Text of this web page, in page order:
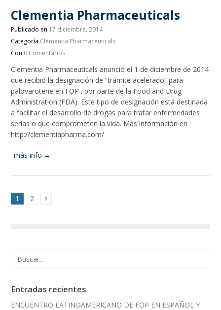
Clementia Pharmaceuticals
Publicado en 17 diciembre, 2014
Categoría Clementia Pharmaceuticals
Con 0 Comentarios
Clementia Pharmaceuticals anunció el 1 de diciembre de 2014
que recibió la designación de “trámite acelerado” para
palovarotene en FOP . por parte de la Food and Drug
Administration (FDA). Este tipo de designación está destinada
a facilitar el desarrollo de drogas para tratar enfermedades
serias o que comprometen la vida. Más información en
http://clementiapharma.com/
más info →
1 2
Entradas recientes
ENCUENTRO LATINOAMERICANO DE FOP EN ESPAÑOL Y